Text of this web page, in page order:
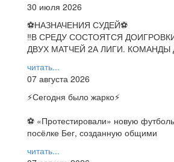
30 июля 2026
⚽НАЗНАЧЕНИЯ СУДЕЙ⚽
‼В СРЕДУ СОСТОЯТСЯ
ДВУХ МАТЧЕЙ 2А ЛИГИ.
читать...
07 августа 2026
⚡️Сегодня было жарко⚡️
⚽ ️«Протестировали» новую
посёлке Бег, созданную общими
читать...